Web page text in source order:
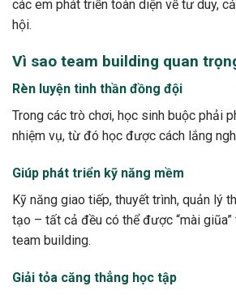
các em phát triển toàn diện về tư duy,
hội.
Vì sao team building quan
Rèn luyện tinh thần đồng đội
Trong các trò chơi, học sinh buộc phải
nhiệm vụ, từ đó học được cách lắng
Giúp phát triển kỹ năng mềm
Kỹ năng giao tiếp, thuyết trình, quản lý
tạo – tất cả đều có thể được “mài
team building.
Giải tỏa căng thẳng học tập